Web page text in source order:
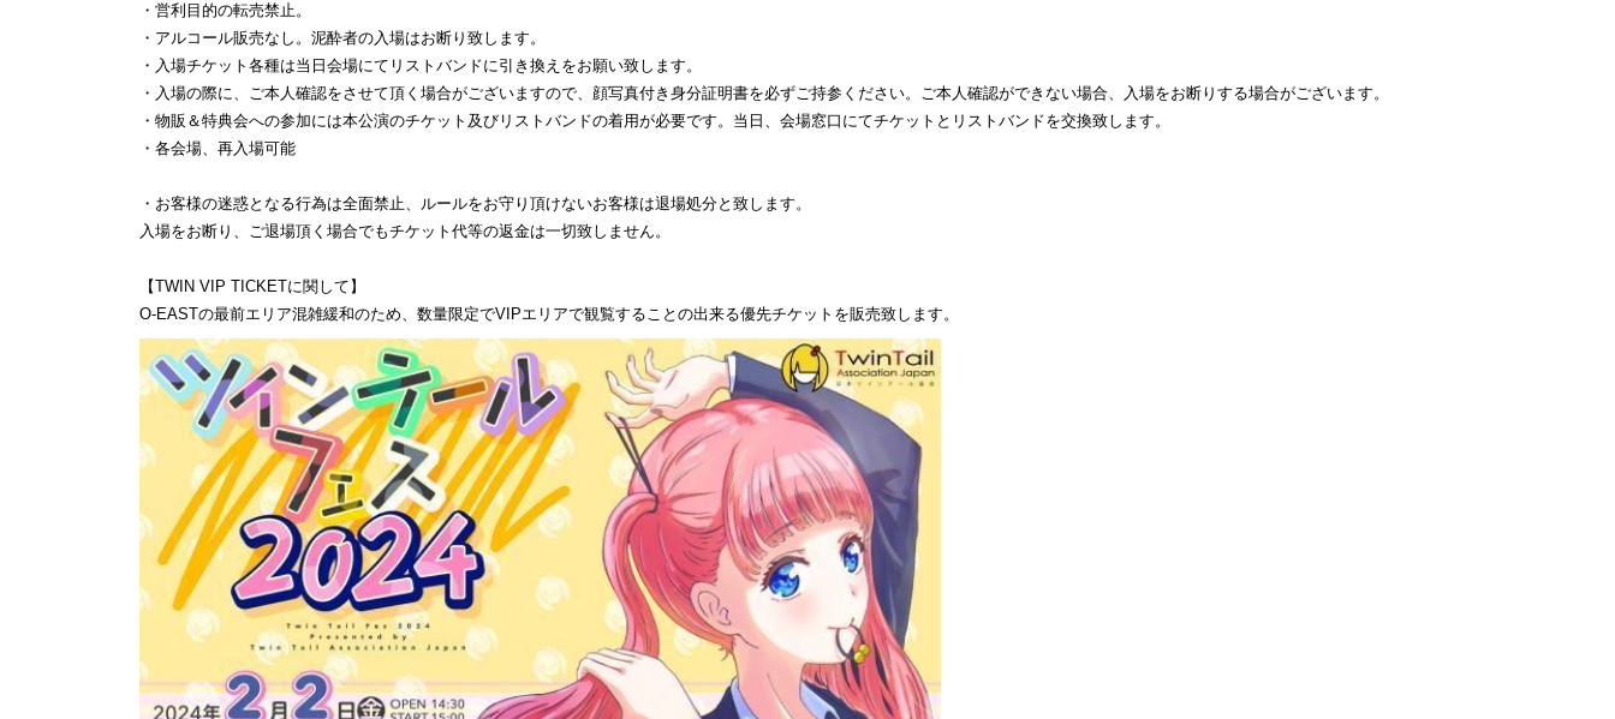
・営利目的の転売禁止。
・アルコール販売なし。泥酔者の入場はお断り致します。
・入場チケット各種は当日会場にてリストバンドに引き換えをお願い致します。
・入場の際に、ご本人確認をさせて頂く場合がございますので、顔写真付き身分証明書を必ずご持参ください。ご本人確認ができない場合、入場をお断りする場合がございます。
・物販＆特典会への参加には本公演のチケット及びリストバンドの着用が必要です。当日、会場窓口にてチケットとリストバンドを交換致します。
・各会場、再入場可能
・お客様の迷惑となる行為は全面禁止、ルールをお守り頂けないお客様は退場処分と致します。
入場をお断り、ご退場頂く場合でもチケット代等の返金は一切致しません。
【TWIN VIP TICKETに関して】
O-EASTの最前エリア混雑緩和のため、数量限定でVIPエリアで観覧することの出来る優先チケットを販売致します。